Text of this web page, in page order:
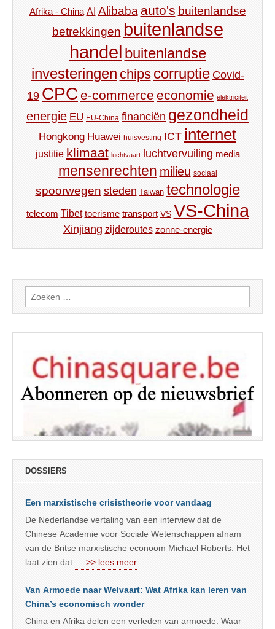
Afrika - China AI Alibaba auto's buitenlandse
betrekkingen buitenlandse
handel buitenlandse
investeringen chips corruptie Covid-
19 CPC e-commerce economie elektriciteit
energie EU EU-China financiën gezondheid
Hongkong Huawei huisvesting ICT internet
justitie klimaat luchtvaart luchtvervuiling media
mensenrechten milieu sociaal
spoorwegen steden Taiwan technologie
telecom Tibet toerisme transport VS VS-China
Xinjiang zijderoutes zonne-energie
Zoeken
naar:
DOSSIERS
Een marxistische crisistheorie voor vandaag
De Nederlandse vertaling van een interview dat de
Chinese Academie voor Sociale Wetenschappen afnam
van de Britse marxistische econoom Michael Roberts. Het
laat zien dat
… >> lees meer
Van Armoede naar Welvaart: Wat Afrika kan leren van
China’s economisch wonder
China en Afrika delen een verleden van armoede. Waar